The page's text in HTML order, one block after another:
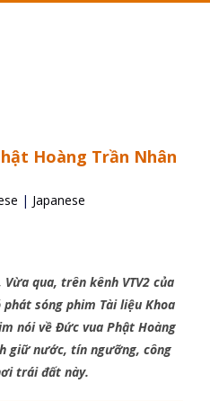
Hoàng Trần Nhân
| Japanese
qua, trên kênh VTV2 của
sóng phim Tài liệu Khoa
nói về Đức vua Phật Hoàng
giữ nước, tín ngưỡng, công
trái đất này.